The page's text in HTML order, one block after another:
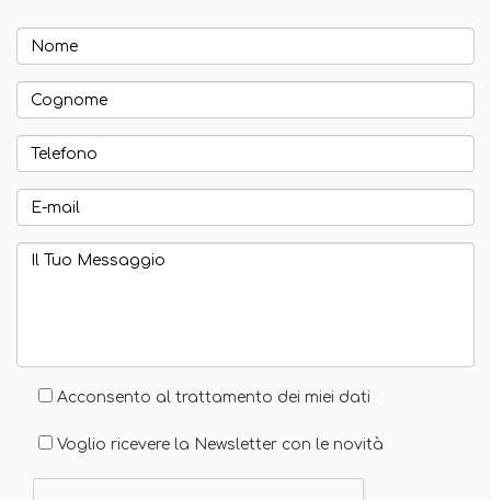
Acconsento al trattamento dei miei dati
Voglio ricevere la Newsletter con le novità